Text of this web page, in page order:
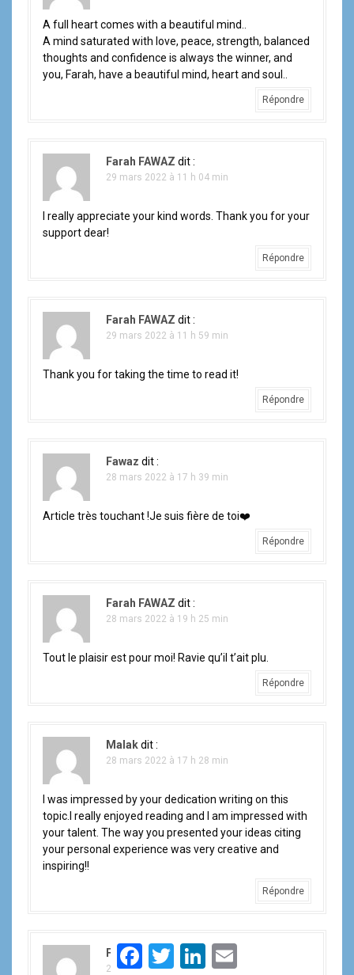
A full heart comes with a beautiful mind..
A mind saturated with love, peace, strength, balanced
thoughts and confidence is always the winner, and
you, Farah, have a beautiful mind, heart and soul..
Répondre
Farah FAWAZ dit :
29 mars 2022 à 11 h 04 min
I really appreciate your kind words. Thank you for your
support dear!
Répondre
Farah FAWAZ dit :
29 mars 2022 à 11 h 59 min
Thank you for taking the time to read it!
Répondre
Fawaz dit :
28 mars 2022 à 17 h 39 min
Article très touchant !Je suis fière de toi❤️
Répondre
Farah FAWAZ dit :
28 mars 2022 à 19 h 25 min
Tout le plaisir est pour moi! Ravie qu’il t’ait plu.
Répondre
Malakdit :
28 mars 2022 à 17 h 28 min
I was impressed by your dedication writing on this
topic.I really enjoyed reading and I am impressed with
your talent. The way you presented your ideas citing
your personal experience was very creative and
inspiring!!
Répondre
Farah FAWAZ dit :
28 mars 2022 à 17 h 57 min
T